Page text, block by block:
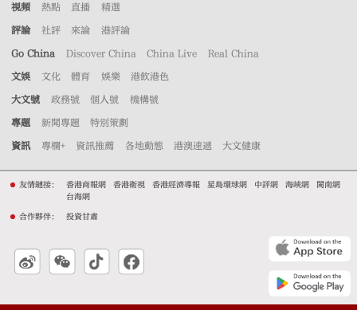
視頻 熱點 直播 精選
評論 社評 來論 港評論
Go China Discover China China Live Real China
文娛 文化 體育 娛樂 港飲港色
大文號 政務號 個人號 機構號
專題 新聞專題 特別策劃
資訊 專欄+ 資訊推薦 各地動態 港澳速遞 大文健康
友情鏈接： 香港商報網 香港衛視 香港經濟導報 星島環球網 中評網 海峽網
閩南網
台海網
合作夥伴： 投資甘肅